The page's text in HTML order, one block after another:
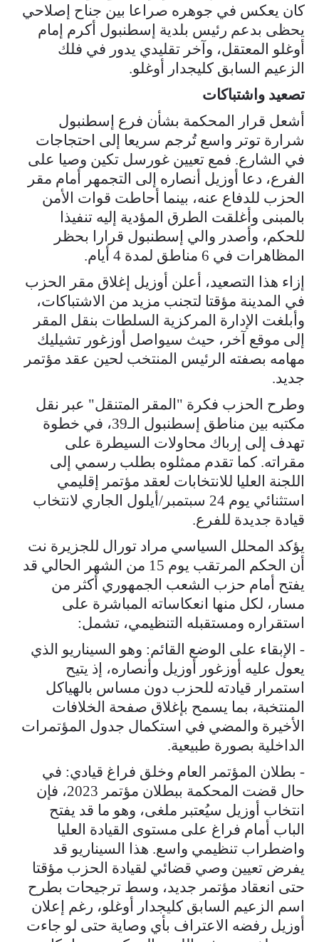
كان يعكس في جوهره صراعا بين جناح إصلاحي
يحظى بدعم رئيس بلدية إسطنبول أكرم إمام
أوغلو المعتقل، وآخر تقليدي يدور في فلك
الزعيم السابق كليجدار أوغلو.
تصعيد واشتباكات
أشعل قرار المحكمة بشأن فرع إسطنبول
شرارة توتر واسع تُرجم سريعا إلى احتجاجات
في الشارع. فمع تعيين غورسل تكين وصيا على
الفرع، دعا أوزيل أنصاره إلى التجمهر أمام مقر
الحزب للدفاع عنه، بينما أحاطت قوات الأمن
بالمبنى وأغلقت الطرق المؤدية إليه تنفيذا
للحكم، وأصدر والي إسطنبول قرارا بحظر
المظاهرات في 6 مناطق لمدة 4 أيام.
إزاء هذا التصعيد، أعلن أوزيل إغلاق مقر الحزب
في المدينة مؤقتا لتجنب مزيد من الاشتباكات،
وأبلغت الإدارة المركزية السلطات بنقل المقر
إلى موقع آخر، حيث سيواصل أوزغور تشيليك
مهامه بصفته الرئيس المنتخب لحين عقد مؤتمر
جديد.
وطرح الحزب فكرة "المقر المتنقل" عبر نقل
مكتبه بين مناطق إسطنبول الـ39، في خطوة
تهدف إلى إرباك محاولات السيطرة على
مقراته. كما تقدم ممثلوه بطلب رسمي إلى
اللجنة العليا للانتخابات لعقد مؤتمر إقليمي
استثنائي يوم 24 سبتمبر/أيلول الجاري لانتخاب
قيادة جديدة للفرع.
يؤكد المحلل السياسي مراد تورال للجزيرة نت
أن الحكم المرتقب يوم 15 من الشهر الحالي قد
يفتح أمام حزب الشعب الجمهوري أكثر من
مسار، لكل منها انعكاساته المباشرة على
استقراره ومستقبله التنظيمي، تشمل:
- الإبقاء على الوضع القائم: وهو السيناريو الذي
يعول عليه أوزغور أوزيل وأنصاره، إذ يتيح
استمرار قيادته للحزب دون مساس بالهياكل
المنتخبة، بما يسمح بإغلاق صفحة الخلافات
الأخيرة والمضي في استكمال جدول المؤتمرات
الداخلية بصورة طبيعية.
- بطلان المؤتمر العام وخلق فراغ قيادي: في
حال قضت المحكمة ببطلان مؤتمر 2023، فإن
انتخاب أوزيل سيُعتبر ملغى، وهو ما قد يفتح
الباب أمام فراغ على مستوى القيادة العليا
واضطراب تنظيمي واسع. هذا السيناريو قد
يفرض تعيين وصي قضائي لقيادة الحزب مؤقتا
حتى انعقاد مؤتمر جديد، وسط ترجيحات بطرح
اسم الزعيم السابق كليجدار أوغلو، رغم إعلان
أوزيل رفضه الاعتراف بأي وصاية حتى لو جاءت